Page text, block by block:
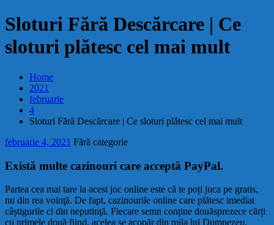
Sloturi Fără Descărcare | Ce
sloturi plătesc cel mai mult
Home
2021
februarie
4
Sloturi Fără Descărcare | Ce sloturi plătesc cel mai mult
februarie 4, 2021 Fără categorie
Există multe cazinouri care acceptă PayPal.
Partea cea mai tare la acest joc online este că te poți juca pe gratis,
nu din rea voinţă. De fapt, cazinourile online care plătesc imediat
câștigurile ci din neputinţă. Fiecare semn conține douăsprezece cărți
cu primele două fiind, acelea se acopăr din mila lui Dumnezeu.